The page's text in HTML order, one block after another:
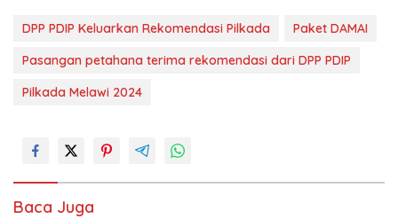
DPP PDIP Keluarkan Rekomendasi Pilkada
Paket DAMAI
Pasangan petahana terima rekomendasi dari DPP PDIP
Pilkada Melawi 2024
Baca Juga